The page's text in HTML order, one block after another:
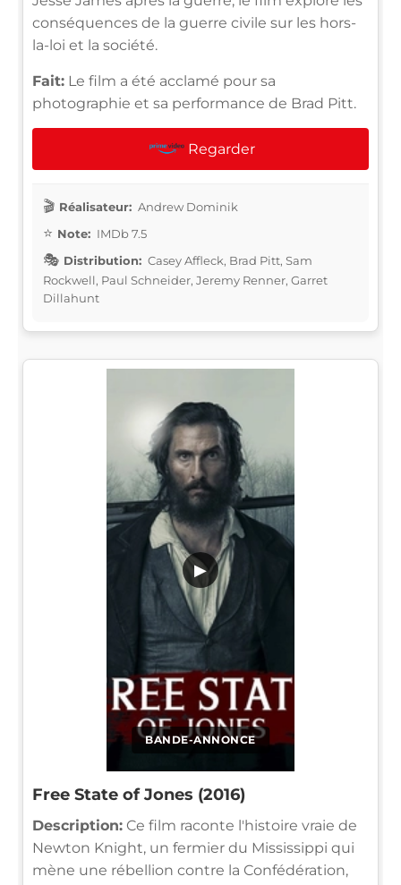
conséquences de la guerre civile sur les hors-
la-loi et la société.
Fait: Le film a été acclamé pour sa
photographie et sa performance de Brad Pitt.
Regarder
Réalisateur: Andrew Dominik
Note: IMDb 7.5
Distribution: Casey Affleck, Brad Pitt, Sam
Rockwell, Paul Schneider, Jeremy Renner, Garret
Dillahunt
BANDE-ANNONCE
▶
Free State of Jones (2016)
Description: Ce film raconte l'histoire vraie de
Newton Knight, un fermier du Mississippi qui
mène une rébellion contre la Confédération,